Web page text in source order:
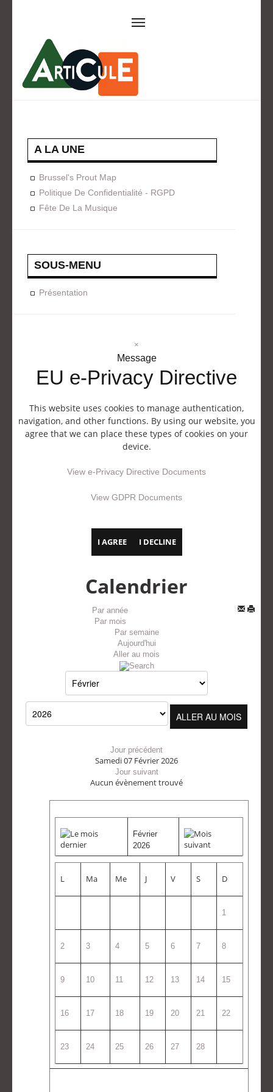
ARTICULE ASBL
Présentation
Concerts
Expositions
Design For Everyone
Publications
FORMATION
Programmées
A La Demande
A LA UNE
Brussel's Prout Map
Politique De Confidentialité - RGPD
Fête De La Musique
SOUS-MENU
Présentation
×
Message
EU e-Privacy Directive
This website uses cookies to manage authentication,
navigation, and other functions. By using our website, you
agree that we can place these types of cookies on your
device.
View e-Privacy Directive Documents
View GDPR Documents
I AGREE I DECLINE
Calendrier
Par année
Par mois
Par semaine
Aujourd'hui
Aller au mois
ALLER AU MOIS
Jour précédent
Samedi 07 Février 2026
Jour suivant
Aucun évènement trouvé
Février
2026
L Ma Me J V S D
1
2 3 4 5 6 7 8
9 10 11 12 13 14 15
16 17 18 19 20 21 22
23 24 25 26 27 28